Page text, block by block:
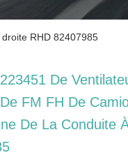
RHD 82407985
De
FM FH De
De La Conduite